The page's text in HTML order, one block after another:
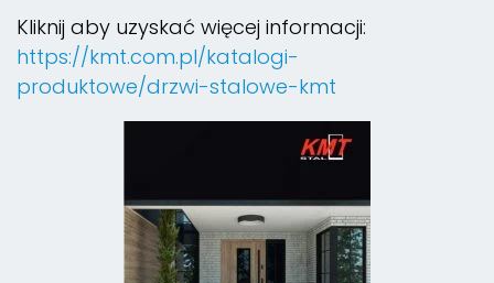
Kliknij aby uzyskać więcej informacji:
https://kmt.com.pl/katalogi-
produktowe/drzwi-stalowe-kmt